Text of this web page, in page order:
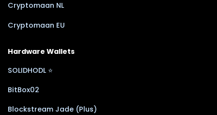
Cryptomaan NL
Cryptomaan EU
Hardware Wallets
SOLIDHODL ⭐
BitBox02
Blockstream Jade (Plus)